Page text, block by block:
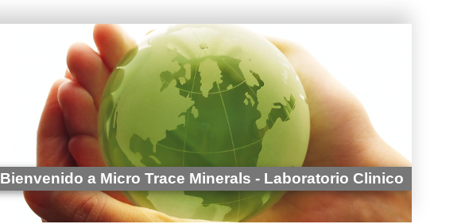
Bienvenido a Micro Trace Minerals - Laboratorio Clinico